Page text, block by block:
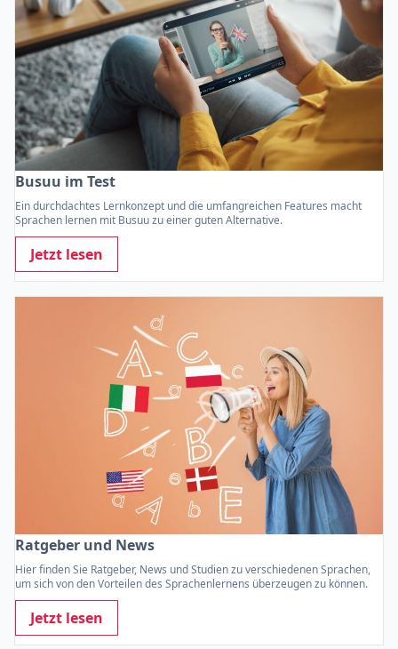
Busuu im Test
Ein durchdachtes Lernkonzept und die umfangreichen Features macht
Sprachen lernen mit Busuu zu einer guten Alternative.
Jetzt lesen
Ratgeber und News
Hier finden Sie Ratgeber, News und Studien zu verschiedenen Sprachen,
um sich von den Vorteilen des Sprachenlernens überzeugen zu können.
Jetzt lesen